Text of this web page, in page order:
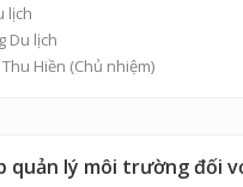
lịch
Du lịch
Hiền (Chủ nhiệm)
quản lý môi trường đối